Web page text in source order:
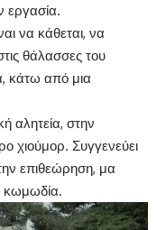
εργασία.
να κάθεται, να
θάλασσες του
κάτω από μια
αλητεία, στην
χιούμορ. Συγγενεύει
επιθεώρηση, μα
κωμωδία.